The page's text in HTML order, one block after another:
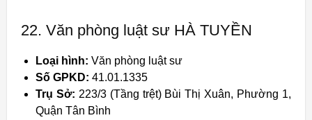
22. Văn phòng luật sư HÀ TUYỀN
Loại hình: Văn phòng luật sư
Số GPKD: 41.01.1335
Trụ Sở: 223/3 (Tầng trệt) Bùi Thị Xuân, Phường 1,
Quận Tân Bình